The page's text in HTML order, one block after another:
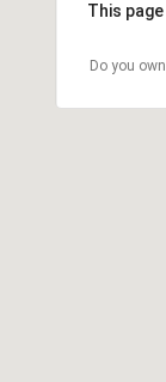
This
Do you